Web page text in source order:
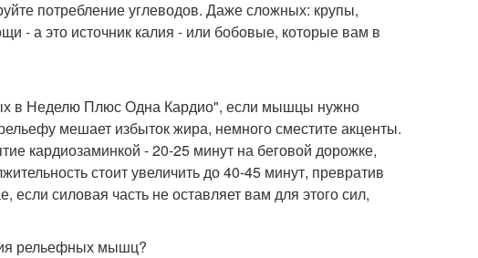
потребление углеводов. Даже сложных: крупы,
- а это источник калия - или бобовые, которые вам в
в Неделю Плюс Одна Кардио", если мышцы нужно
мешает избыток жира, немного сместите акценты.
кардиозаминкой - 20-25 минут на беговой дорожке,
стоит увеличить до 40-45 минут, превратив
если силовая часть не оставляет вам для этого сил,
рельефных мышц?